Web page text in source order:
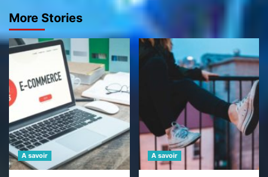
More Stories
A savoir A savoir